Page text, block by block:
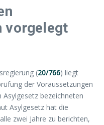
vorgelegt
(20/766) liegt
der Voraussetzungen
bezeichneten
Asylgesetz hat die
zwei Jahre zu berichten,